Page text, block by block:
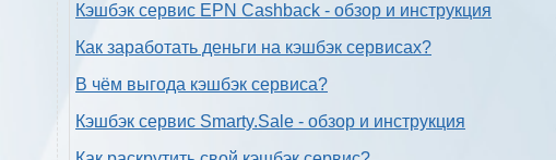
Кэшбэк сервис EPN Cashback - обзор и инструкция
Как заработать деньги на кэшбэк сервисах?
В чём выгода кэшбэк сервиса?
Кэшбэк сервис Smarty.Sale - обзор и инструкция